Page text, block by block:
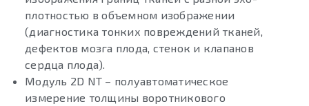
плотностью в объемном изображении
(диагностика тонких повреждений тканей,
дефектов мозга плода, стенок и клапанов
сердца плода).
Модуль 2D NT – полуавтоматическое
измерение толщины воротникового